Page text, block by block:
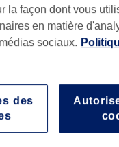
Des Pieds (4 ) à
pour voir plus de
la façon dont vous
en matière
sociaux.
des